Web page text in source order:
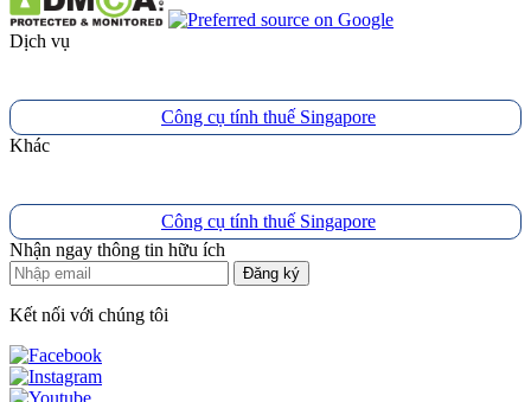
Dịch vụ
Công cụ tính thuế Singapore
Khác
Công cụ tính thuế Singapore
Nhận ngay thông tin hữu ích
Đăng ký
Kết nối với chúng tôi